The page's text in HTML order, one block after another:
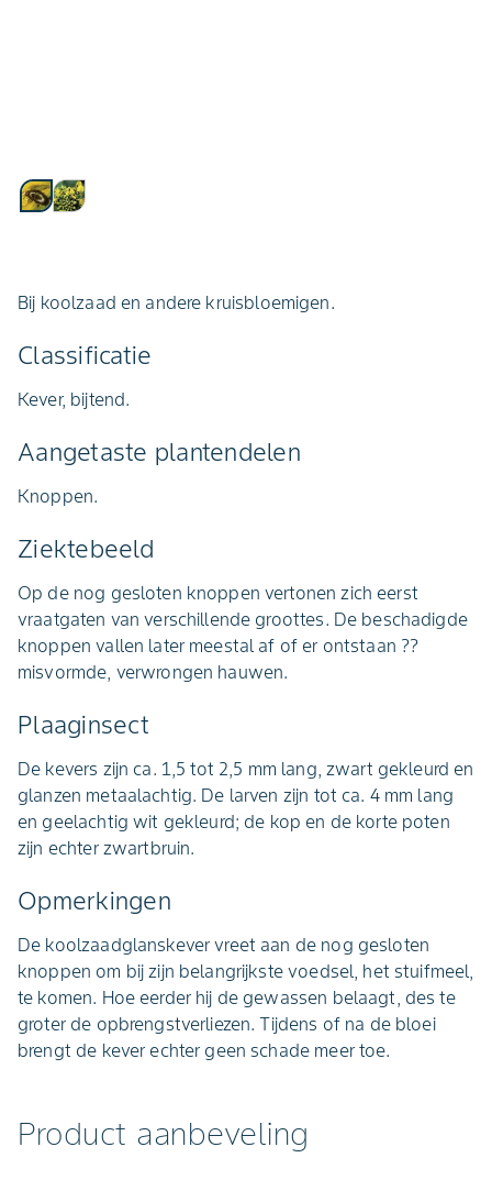
Bij koolzaad en andere kruisbloemigen.
Classificatie
Kever, bijtend.
Aangetaste plantendelen
Knoppen.
Ziektebeeld
Op de nog gesloten knoppen vertonen zich eerst
vraatgaten van verschillende groottes. De beschadigde
knoppen vallen later meestal af of er ontstaan ??
misvormde, verwrongen hauwen.
Plaaginsect
De kevers zijn ca. 1,5 tot 2,5 mm lang, zwart gekleurd en
glanzen metaalachtig. De larven zijn tot ca. 4 mm lang
en geelachtig wit gekleurd; de kop en de korte poten
zijn echter zwartbruin.
Opmerkingen
De koolzaadglanskever vreet aan de nog gesloten
knoppen om bij zijn belangrijkste voedsel, het stuifmeel,
te komen. Hoe eerder hij de gewassen belaagt, des te
groter de opbrengstverliezen. Tijdens of na de bloei
brengt de kever echter geen schade meer toe.
Product aanbeveling